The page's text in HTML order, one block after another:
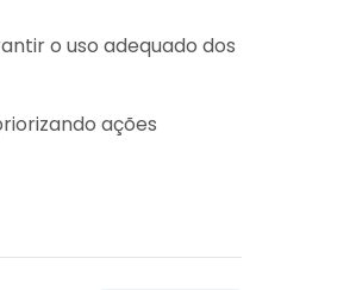
o uso adequado dos
ações